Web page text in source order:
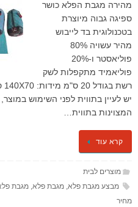
מהירה מגבת הפלא כושר
ספיגה גבוה מיוצרת
בטכנולוגית בד לייבוש
מהיר עשויה 80%
פוליאסטר ו-20%
פוליאמיד מתקפלות לשק
יש לעיין בתווית לפני השימוש
המצוינות בתווית…
קרא עוד
מוצרים לבית
מבצע מגבת פלא, מגבת פלא, מגבת פלא
מחיר